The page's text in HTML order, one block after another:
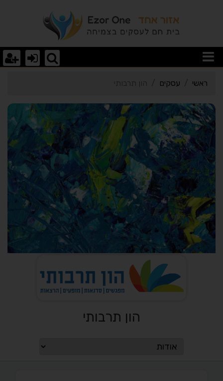
פרטי כרטיס העסק הון
ראשי עסקים הון תרבותי
הון תרבותי